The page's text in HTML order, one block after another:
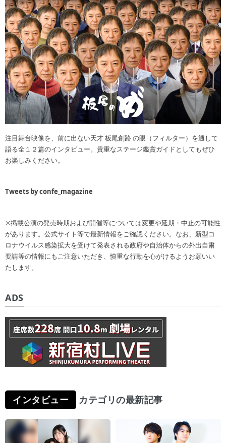
注目舞台映像を、前に出ない天才 板尾創路 の眼（フィルター）を通して
語る全１２篇のインタビュー。貴重なステージ鑑賞ガイドとしてもぜひ
お楽しみください。
Tweets by confe_magazine
※掲載公演の発売時期および開催等については変更や延期・中止の可能性
があります。公式サイト等で最新情報をご確認ください。なお、新型コ
ロナウイルス感染拡大を受けて発表される政府や自治体からの外出自粛
要請等の情報にもご注意いただき、慎重な行動を心がけるようお願いい
たします。
ADS
インタビュー カテゴリの最新記事